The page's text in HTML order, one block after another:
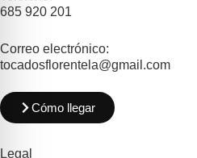
685 920 201
Correo electrónico:
tocadosflorentela@gmail.com
Cómo llegar
Legal